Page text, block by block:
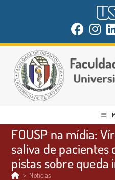
FOUSP na mídia:
saliva de pacientes
pistas sobre queda
> Notícias